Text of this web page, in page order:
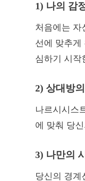
1) 나의 감
처음에는 자
선에 맞추게
심하기 시작
2) 상대방
나르시시스
에 맞춰 당
3) 나만의
당신의 경계